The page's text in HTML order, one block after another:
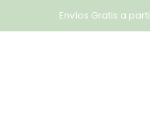
Envíos Gratis a